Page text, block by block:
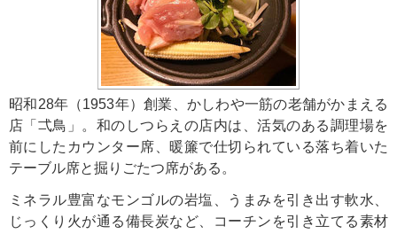
昭和28年（1953年）創業、かしわや一筋の老舗がかまえる
店「弌鳥」。和のしつらえの店内は、活気のある調理場を
前にしたカウンター席、暖簾で仕切られている落ち着いた
テーブル席と掘りごたつ席がある。
ミネラル豊富なモンゴルの岩塩、うまみを引き出す軟水、
じっくり火が通る備長炭など、コーチンを引き立てる素材